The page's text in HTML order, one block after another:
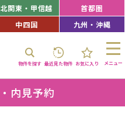
北関東・甲信越
首都圏
中四国 九州・沖縄
物件を探す 最近見た物件 お気に入り メニュー
内見予約